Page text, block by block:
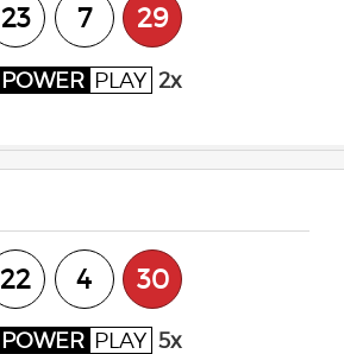
23 7 29
POWER PLAY 2x
22 4 30
POWER PLAY 5x